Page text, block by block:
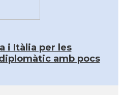
i Itàlia per les
amb pocs